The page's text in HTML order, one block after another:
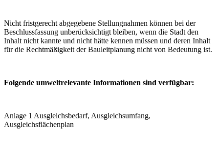
Nicht fristgerecht abgegebene Stellungnahmen können bei der
Beschlussfassung unberücksichtigt bleiben, wenn die Stadt den
Inhalt nicht kannte und nicht hätte kennen müssen und deren Inhalt
für die Rechtmäßigkeit der Bauleitplanung nicht von Bedeutung ist.
Folgende umweltrelevante Informationen sind verfügbar:
Anlage 1 Ausgleichsbedarf, Ausgleichsumfang,
Ausgleichsflächenplan